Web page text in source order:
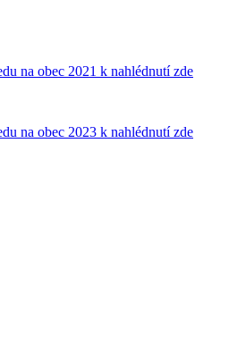
na obec 2021 k nahlédnutí zde
na obec 2023 k nahlédnutí zde